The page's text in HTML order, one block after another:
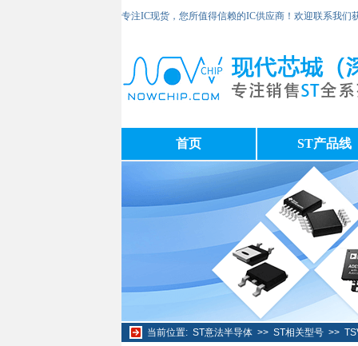
专注IC现货，您所值得信赖的IC供应商！欢迎联系我们
首页 ST产品线
当前位置: ST意法半导体>> ST相关型号>>